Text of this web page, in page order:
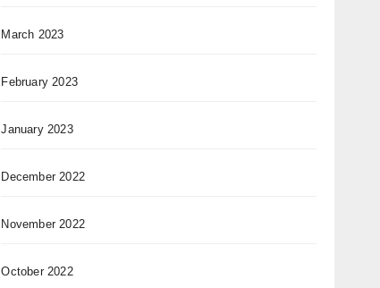
March 2023
February 2023
January 2023
December 2022
November 2022
October 2022